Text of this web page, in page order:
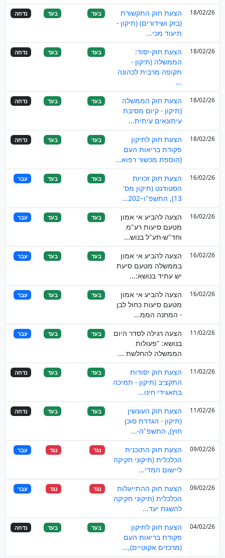
18/02/26
הצעת חוק התקשורת
(בזק ושידורים) (תיקון -
תיעוד מכי...
בעד בעד נדחה
18/02/26
הצעת חוק-יסוד:
הממשלה (תיקון -
תקופה מרבית לכהונה
...
בעד בעד נדחה
18/02/26
הצעת חוק הממשלה
(תיקון - קיום מסיבת
עיתונאים עיתית...
בעד בעד נדחה
18/02/26
הצעת חוק לתיקון
פקודת בריאות העם
(הוספת מכשור רפוא...
בעד בעד נדחה
16/02/26
הצעת חוק זכויות
הסטודנט (תיקון מס'
13), התשפ"ו–202...
בעד בעד עבר
16/02/26
הצעה להביע אי אמון
מטעם סיעות רע"מ
וחד"ש-תע"ל בנוש...
בעד בעד עבר
16/02/26
הצעה להביע אי אמון
בממשלה מטעם סיעת
יש עתיד בנושא:...
בעד בעד עבר
16/02/26
הצעה להביע אי אמון
מטעם סיעות כחול לבן
- המחנה הממ...
בעד בעד עבר
11/02/26
הצעה רגילה לסדר היום
בנושא: "פעולות
הממשלה להחלשת ...
בעד בעד עבר
11/02/26
הצעת חוק יסודות
התקציב (תיקון - תמיכה
בתאגידי חינו...
בעד בעד נדחה
11/02/26
הצעת חוק העונשין
(תיקון - הגדרת סוכן
חוץ), התשפ"ה-...
בעד בעד נדחה
09/02/26
הצעת חוק התוכנית
הכלכלית (תיקוני חקיקה
ליישום המדי...
נגד נגד עבר
09/02/26
הצעת חוק ההתייעלות
הכלכלית (תיקוני חקיקה
להשגת יעד...
נגד נגד עבר
04/02/26
הצעת חוק לתיקון
פקודת בריאות העם
(מרכזים אקוטיים),...
בעד בעד נדחה